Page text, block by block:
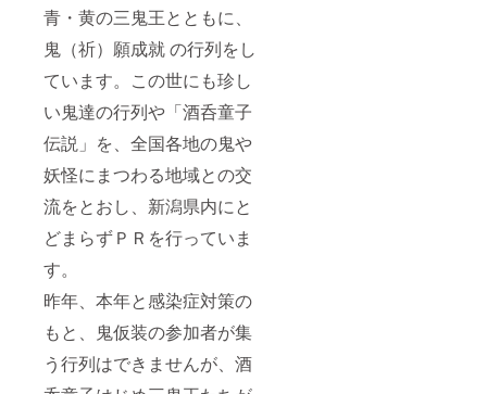
青・黄の三鬼王とともに、
鬼（祈）願成就 の行列をし
ています。この世にも珍し
い鬼達の行列や「酒呑童子
伝説」を、全国各地の鬼や
妖怪にまつわる地域との交
流をとおし、新潟県内にと
どまらずＰＲを行っていま
す。
昨年、本年と感染症対策の
もと、鬼仮装の参加者が集
う行列はできませんが、酒